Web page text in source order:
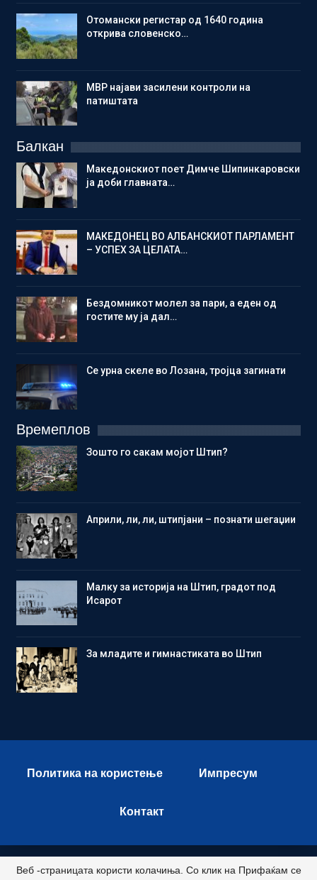
Отомански регистар од 1640 година
открива словенско…
МВР најави засилени контроли на
патиштата
Балкан
Македонскиот поет Димче Шипинкаровски
ја доби главната…
МАКЕДОНЕЦ ВО АЛБАНСКИОТ ПАРЛАМЕНТ
– УСПЕХ ЗА ЦЕЛАТА…
Бездомникот молел за пари, а еден од
гостите му ја дал…
Се урна скеле во Лозана, тројца загинати
Времеплов
Зошто го сакам мојот Штип?
Aприли, ли, ли, штипјани – познати шегаџии
Малку за историја на Штип, градот под
Исарот
Зa младите и гимнастиката во Штип
Политика на користење Импресум
Контакт
© 2026 - Istok Press. All Rights Reserved.
Веб -страницата користи колачиња. Со клик на Прифаќам се